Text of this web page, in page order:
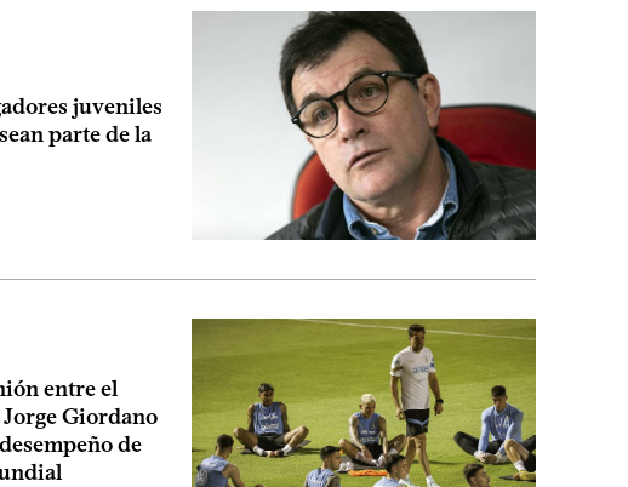
juveniles
parte de la
entre el
Giordano
de